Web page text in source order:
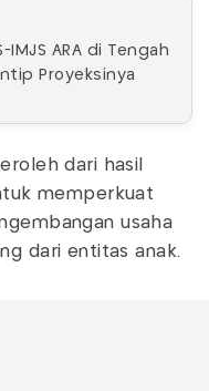
IMJS ARA di Tengah
Proyeksinya
dari hasil
memperkuat
usaha
dari entitas anak.